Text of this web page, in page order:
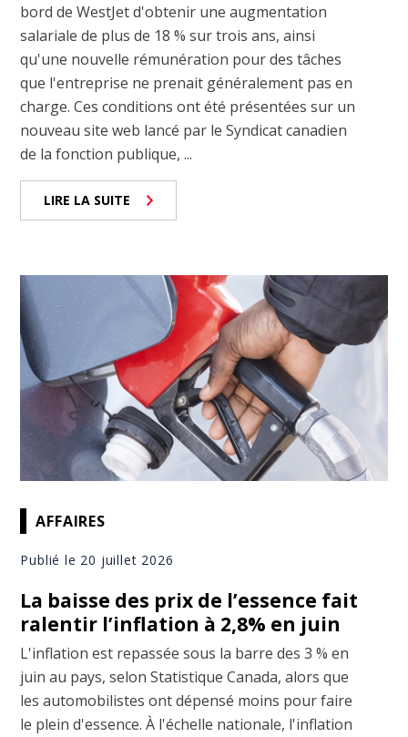
bord de WestJet d'obtenir une augmentation
salariale de plus de 18 % sur trois ans, ainsi
qu'une nouvelle rémunération pour des tâches
que l'entreprise ne prenait généralement pas en
charge. Ces conditions ont été présentées sur un
nouveau site web lancé par le Syndicat canadien
de la fonction publique, ...
LIRE LA SUITE
AFFAIRES
Publié le 20 juillet 2026
La baisse des prix de l’essence fait
ralentir l’inflation à 2,8% en juin
L'inflation est repassée sous la barre des 3 % en
juin au pays, selon Statistique Canada, alors que
les automobilistes ont dépensé moins pour faire
le plein d'essence. À l'échelle nationale, l'inflation